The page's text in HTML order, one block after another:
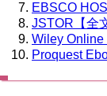
EBSCO
JSTOR【全
Wiley Online
Proquest